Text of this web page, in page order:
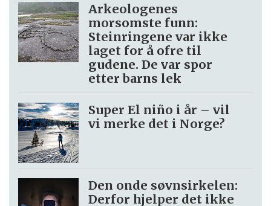
Arkeologenes
morsomste funn:
Steinringene var ikke
laget for å ofre til
gudene. De var spor
etter barns lek
Super El niño i år – vil
vi merke det i Norge?
Den onde søvnsirkelen:
Derfor hjelper det ikke